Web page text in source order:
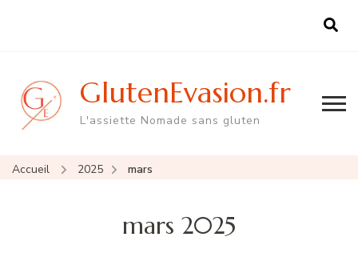
GlutenEvasion.fr
L'assiette Nomade sans gluten
Accueil 2025 mars
mars 2025